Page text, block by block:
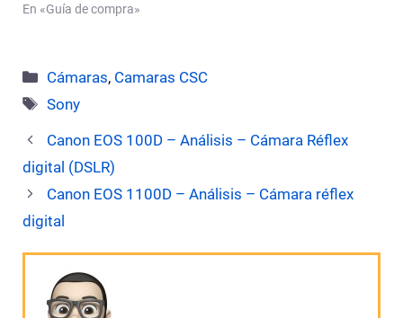
En «Guía de compra»
Categorías
Cámaras, Camaras CSC
Etiquetas
Sony
Canon EOS 100D – Análisis – Cámara Réflex
digital (DSLR)
Canon EOS 1100D – Análisis – Cámara réflex
digital